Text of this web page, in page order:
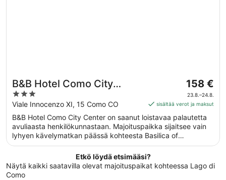
B&B Hotel Como City
Center
3
out
of
5
Viale Innocenzo XI, 15 Como CO
Hinta
on
158 €
per
yö
ajalle
24.8.
158 €
23.8.–24.8.
sisältää verot ja maksut
B&B Hotel Como City Center on saanut loistavaa palautetta
avuliaasta henkilökunnastaan. Majoituspaikka sijaitsee vain
lyhyen kävelymatkan päässä kohteesta Basilica of
Sant'Abbondio (kirkko). Majoituspaikka tarjoaa esimerkiksi
ilmaisen Wi-Fi-yhteyden yleisissä tiloissa sekä aamiaisen
(lisämaksusta) ja kokoushuoneet.
Etkö löydä etsimääsi?
Näytä kaikki saatavilla olevat majoituspaikat kohteessa Lago di
Como